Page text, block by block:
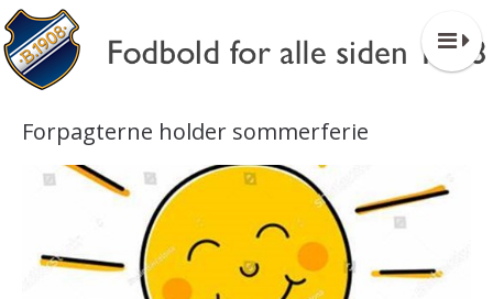
Forpagterne holder sommerferie